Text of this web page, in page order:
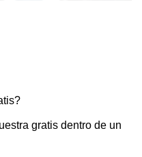
gratis dentro de un